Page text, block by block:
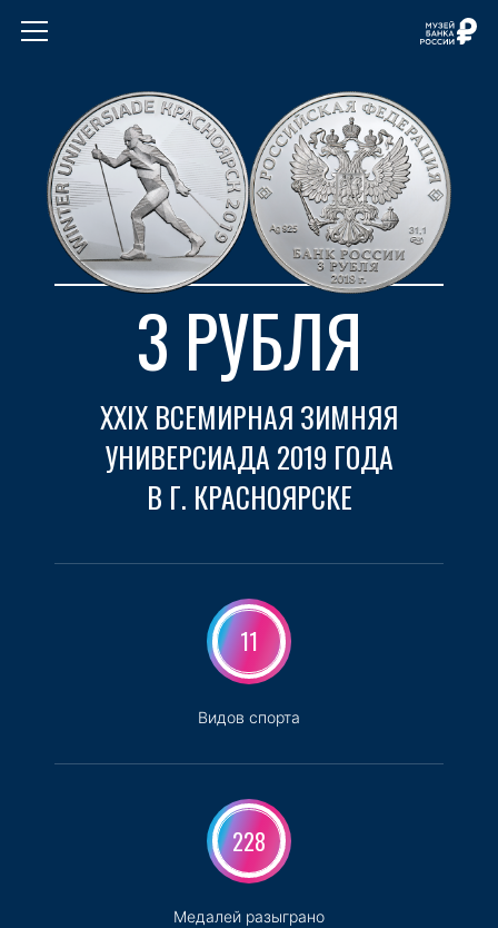
3 РУБЛЯ
ХХIХ ВСЕМИРНАЯ ЗИМНЯЯ
УНИВЕРСИАДА 2019 ГОДА
В Г. КРАСНОЯРСКЕ
11
Видов спорта
228
Медалей разыграно